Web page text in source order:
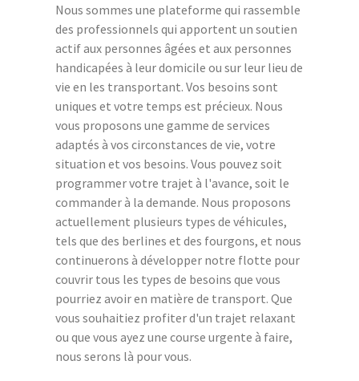
Nous sommes une plateforme qui rassemble
des professionnels qui apportent un soutien
actif aux personnes âgées et aux personnes
handicapées à leur domicile ou sur leur lieu de
vie en les transportant. Vos besoins sont
uniques et votre temps est précieux. Nous
vous proposons une gamme de services
adaptés à vos circonstances de vie, votre
situation et vos besoins. Vous pouvez soit
programmer votre trajet à l'avance, soit le
commander à la demande. Nous proposons
actuellement plusieurs types de véhicules,
tels que des berlines et des fourgons, et nous
continuerons à développer notre flotte pour
couvrir tous les types de besoins que vous
pourriez avoir en matière de transport. Que
vous souhaitiez profiter d'un trajet relaxant
ou que vous ayez une course urgente à faire,
nous serons là pour vous.